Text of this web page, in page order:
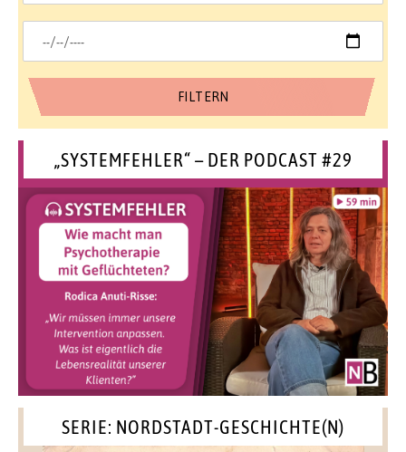
„SYSTEMFEHLER“ – DER PODCAST #29
SERIE: NORDSTADT-GESCHICHTE(N)